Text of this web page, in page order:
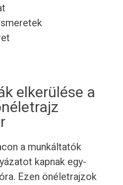
elkerülése a
a munkáltatók
kapnak egy-
Ezen önéletrajzok